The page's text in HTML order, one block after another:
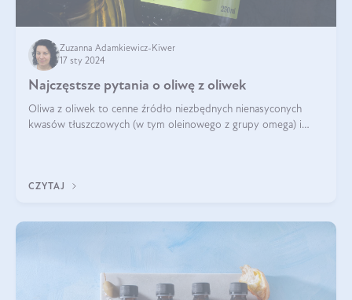
Zuzanna Adamkiewicz-Kiwer
17 sty 2024
Najczęstsze pytania o oliwę z oliwek
Oliwa z oliwek to cenne źródło niezbędnych nienasyconych
kwasów tłuszczowych (w tym oleinowego z grupy omega) i
CZYTAJ